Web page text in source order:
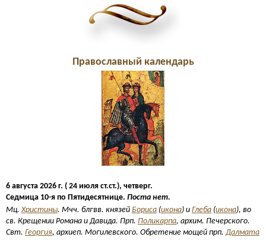
Православный календарь
6 августа 2026 г. ( 24 июля ст.ст.), четверг.
Седмица 10-я по Пятидесятнице. Поста нет.
Мц.Христины. Мчч. блгвв. князей Бориса (икона) и Глеба (икона), во
св. Крещении Романа и Давида. Прп. Поликарпа, архим. Печерского.
Свт. Георгия, архиеп. Могилевского. Обретение мощей прп. Далмата